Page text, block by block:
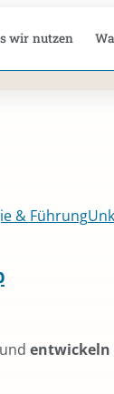
wir nutzen
& Führung
entwickeln